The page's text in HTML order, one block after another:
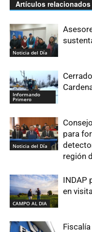
Artículos relacionados
Noticia del Día
Informando
Primero
Noticia del Día
para
región
CAMPO AL DIA
INDAP
en